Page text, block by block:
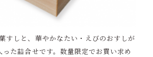
すしと、華やかなたい・えびのおすしが
た詰合せです。数量限定でお買い求め